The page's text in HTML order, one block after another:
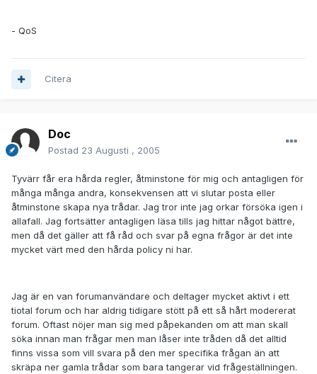
- QoS
Citera
Doc
Postad 23 Augusti , 2005
Tyvärr får era hårda regler, åtminstone för mig och antagligen för
många många andra, konsekvensen att vi slutar posta eller
åtminstone skapa nya trådar. Jag tror inte jag orkar försöka igen i
allafall. Jag fortsätter antagligen läsa tills jag hittar något bättre,
men då det gäller att få råd och svar på egna frågor är det inte
mycket värt med den hårda policy ni har.
Jag är en van forumanvändare och deltager mycket aktivt i ett
tiotal forum och har aldrig tidigare stött på ett så hårt modererat
forum. Oftast nöjer man sig med påpekanden om att man skall
söka innan man frågar men man låser inte tråden då det alltid
finns vissa som vill svara på den mer specifika frågan än att
skräpa ner gamla trådar som bara tangerar vid frågeställningen.